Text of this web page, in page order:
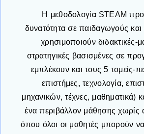
Η μεθοδολογία STEAM
δυνατότητα σε παιδαγωγούς
χρησιμοποιούν διδακτικές-
στρατηγικές βασισμένες σε
εμπλέκουν και τους 5 τομείς-
επιστήμες, τεχνολογία,
μηχανικών, τέχνες, μαθηματικά)
ένα περιβάλλον μάθησης χωρίς
όπου όλοι οι μαθητές μπορούν